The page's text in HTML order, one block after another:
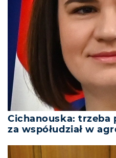
Cichanouska: trzeba
za współudział w